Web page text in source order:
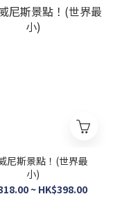
尼斯景點！(世界最
小)
~ HK$398.00